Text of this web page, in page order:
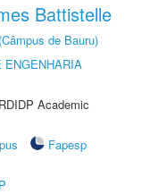
Battistelle
de Bauru)
ENGENHARIA
Academic
Fapesp